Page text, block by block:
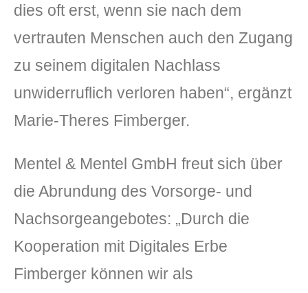
dies oft erst, wenn sie nach dem
vertrauten Menschen auch den Zugang
zu seinem digitalen Nachlass
unwiderruflich verloren haben“, ergänzt
Marie-Theres Fimberger.
Mentel & Mentel GmbH freut sich über
die Abrundung des Vorsorge- und
Nachsorgeangebotes: „Durch die
Kooperation mit Digitales Erbe
Fimberger können wir als